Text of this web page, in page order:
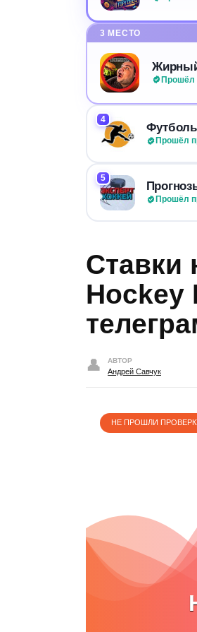
3 МЕСТО
Прошёл
4
Прошёл
5
Прошёл
Ставки
Hockey
АВТОР
Андрей Савчук
НЕ ПРОШЛИ